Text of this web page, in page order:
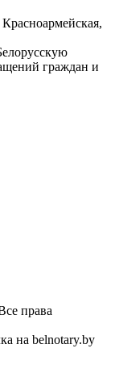
граждан и
права
на belnotary.by